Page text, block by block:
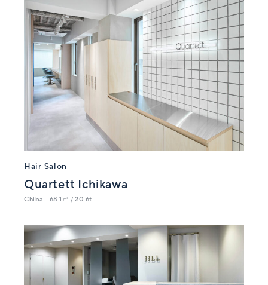
Hair Salon
Quartett Ichikawa
Chiba 68.1㎡ / 20.6t